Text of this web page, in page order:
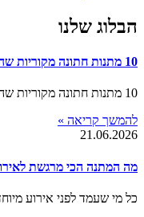
הבלוג שלנו
10 מתנות חתונה מקוריות שהזוג באמת יזכור לנצח
10 מתנות חתונה מקוריות שהזוג באמת יזכור לנצח 10 מתנות חתונה מקוריות שהזוג באמת יזכור לנצח מאמר מאת אולפני Goldsongs | מתנות לאירועים כולנו מכירים
להמשך קריאה »
21.06.2026
מה המתנה הכי מרגשת
כל מי שעמד לפני אירוע